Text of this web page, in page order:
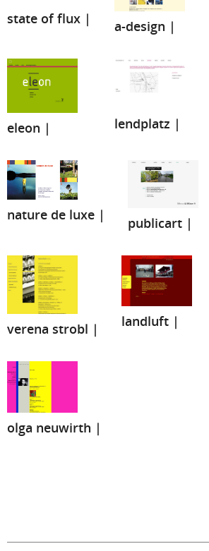
state of flux | a-design |
eleon | lendplatz |
nature de luxe |
publicart |
verena strobl | landluft |
olga neuwirth |